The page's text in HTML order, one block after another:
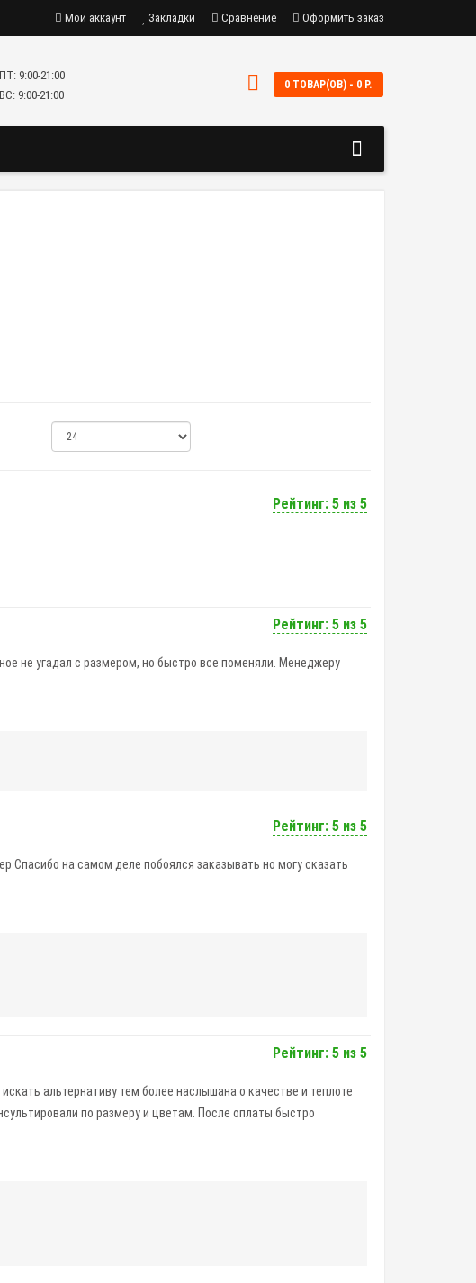
Мой аккаунт Закладки Сравнение Оформить заказ
9:00-21:00
9:00-21:00
0 ТОВАР(ОВ) - 0 Р.
Рейтинг: 5 из 5
Рейтинг: 5 из 5
не угадал с размером, но быстро все поменяли. Менеджеру
Рейтинг: 5 из 5
Спасибо на самом деле побоялся заказывать но могу сказать
Рейтинг: 5 из 5
альтернативу тем более наслышана о качестве и теплоте
по размеру и цветам. После оплаты быстро